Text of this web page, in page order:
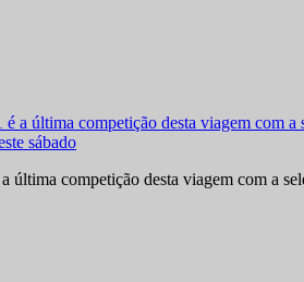
sábado
última competição desta viagem com a